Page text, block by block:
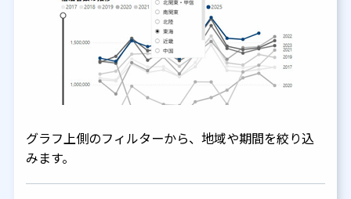
グラフ上側のフィルターから、地域や期間を絞り込
みます。